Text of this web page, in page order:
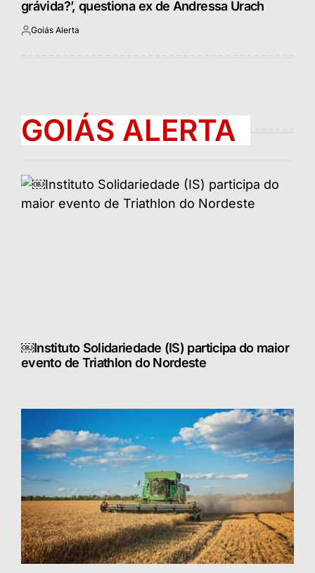
grávida?’, questiona ex de Andressa Urach
Postado
Goiás Alerta
GOIÁS ALERTA
￼Instituto Solidariedade (IS) participa do maior
evento de Triathlon do Nordeste